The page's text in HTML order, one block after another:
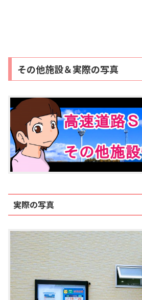
その他施設＆実際の写真
実際の写真